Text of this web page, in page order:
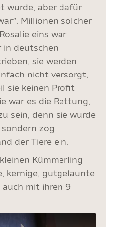
wurde, aber dafür
Millionen solcher
eins war
in deutschen
sie werden
nicht versorgt,
sie keinen Profit
war es die Rettung,
sein, denn sie wurde
sondern zog
der Tiere ein.
Kümmerling
kernige, gutgelaunte
auch mit ihren 9